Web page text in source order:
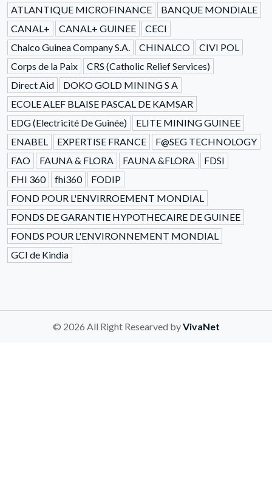
ATLANTIQUE MICROFINANCE
BANQUE MONDIALE
CANAL+
CANAL+ GUINEE
CECI
Chalco Guinea Company S.A.
CHINALCO
CIVI POL
Corps de la Paix
CRS (Catholic Relief Services)
Direct Aid
DOKO GOLD MINING S A
ECOLE ALEF BLAISE PASCAL DE KAMSAR
EDG (Electricité De Guinée)
ELITE MINING GUINEE
ENABEL
EXPERTISE FRANCE
F@SEG TECHNOLOGY
FAO
FAUNA & FLORA FAUNA &FLORA
FDSI
FHI 360
fhi360
FODIP
FOND POUR L'ENVIRROEMENT MONDIAL
FONDS DE GARANTIE HYPOTHECAIRE DE GUINEE
FONDS POUR L'ENVIRONNEMENT MONDIAL
GCI de Kindia
© 2026 All Right Researved byVivaNet